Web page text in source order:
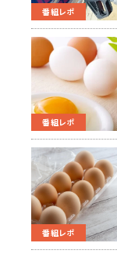
番組レポ
番組レポ
番組レポ